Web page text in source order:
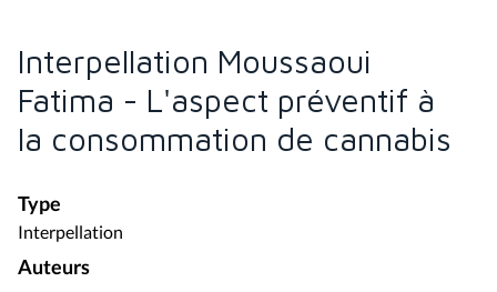
Interpellation Moussaoui
Fatima - L'aspect préventif à
la consommation de cannabis
Type
Interpellation
Auteurs